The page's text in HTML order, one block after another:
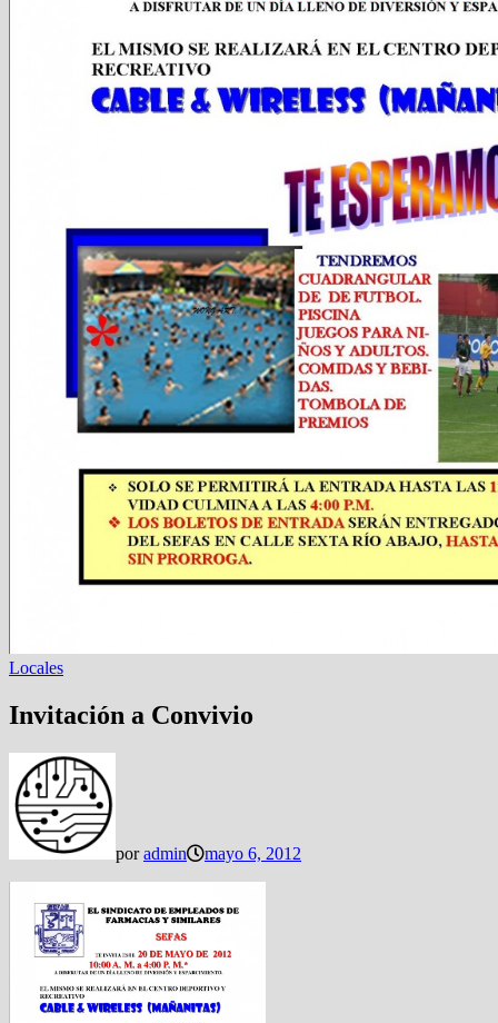
Locales
Invitación a Convivio
poradmin mayo 6, 2012